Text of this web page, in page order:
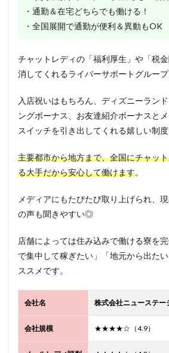
・通勤＆在宅どちらでも働ける！
・全国展開で通勤が便利＆異動もOK
チャットレディの「福利厚生」や「税
消してくれるライバーサポートグループ
入店祝いはもちろん、ディズニーラン
ングボーナス、お友達紹介ボーナスと
スイッチを引き出してくれる嬉しい制
主要都市から地方まで、全国にチャッ
る大手だから安心して働けます。
メディアにもたびたび取り上げられ、
の声も聞きやすい◎
店舗によっては住み込みで働ける寮を
で集中して稼ぎたい」「地元から出た
ススメです。
会社名 株式会社ニューステー
会社規模 ★★★★☆（4.9）